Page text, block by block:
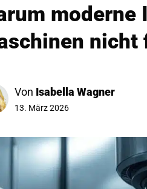
Von Isabella Wagner
13. März 2026